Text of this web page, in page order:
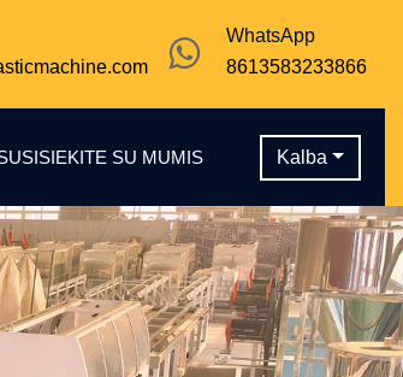
WhatsApp
8613583233866
SU MUMIS Kalba